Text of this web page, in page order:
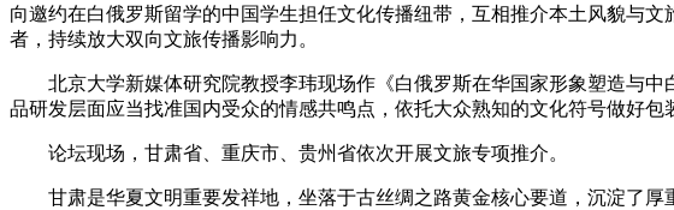
向邀约在白俄罗斯留学的中国学生担任文化传播纽带，互相推介本土风貌与
者，持续放大双向文旅传播影响力。
北京大学新媒体研究院教授李玮现场作《白俄罗斯在华国家形象塑造与中
品研发层面应当找准国内受众的情感共鸣点，依托大众熟知的文化符号做好
论坛现场，甘肃省、重庆市、贵州省依次开展文旅专项推介。
甘肃是华夏文明重要发祥地，坐落于古丝绸之路黄金核心要道，沉淀了厚